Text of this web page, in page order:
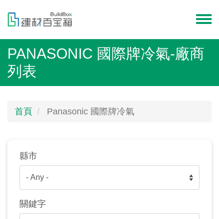
內
容
menu
PANASONIC 國際牌冷氣-廠商
列表
首頁 Panasonic 國際牌冷氣
縣市
關鍵字